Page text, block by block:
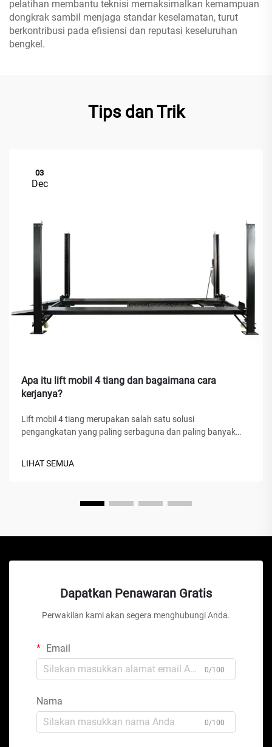
pelatihan membantu teknisi memaksimalkan kemampuan
dongkrak sambil menjaga standar keselamatan, turut
berkontribusi pada efisiensi dan reputasi keseluruhan
bengkel.
Tips dan Trik
03
Dec
Apa itu lift mobil 4 tiang dan bagaimana cara
kerjanya?
Lift mobil 4 tiang merupakan salah satu solusi
pengangkatan yang paling serbaguna dan paling banyak
LIHAT SEMUA
Dapatkan Penawaran Gratis
Perwakilan kami akan segera menghubungi Anda.
Email
0/100
Nama
0/100